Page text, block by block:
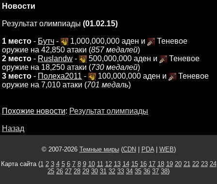
Новости
Результат олимпиады (01.02.15)
1 место - Бутч - 1,000,000,000 аден и
Теневое
оружие на 42,850 атаки (857 медалей)
2 место - Ruslandw - 500,000,000 аден и
Теневое
оружие на 18,250 атаки (730 медалей)
3 место - Полеха2011 - 100,000,000 аден и
Теневое
оружие на 7,010 атаки (701 медаль)
Похожие новости: Результат олимпиады
Назад
© 2007-2026 Темные миры(CDN PDA| WEB)
Карта сайта (1 2 3 4 5 6 7 8 9 10 11 12 13 14 15 16 17 18 19 20 21 22 23 24
25 26 27 28 29 30 31 32 33 34 35 36 37 38)